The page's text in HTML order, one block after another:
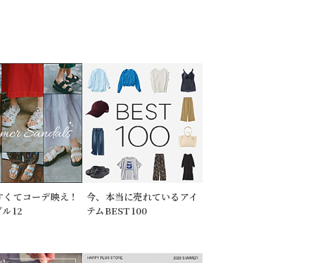
てコーデ映え！
ル12
今、本当に売れているアイ
テムBEST100